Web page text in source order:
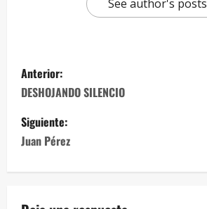
See author's posts
Anterior:
DESHOJANDO SILENCIO
Siguiente:
Juan Pérez